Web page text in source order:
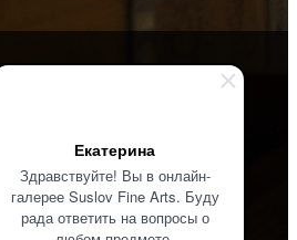
Екатерина
Здравствуйте! Вы в онлайн-
галерее Suslov Fine Arts. Буду
рада ответить на вопросы о
О галерее
Контакты